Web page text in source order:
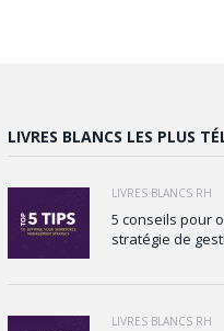
LIVRES BLANCS LES PLUS
LIVRES BLANCS RH
5 conseils pour
stratégie de
LIVRES BLANCS RH